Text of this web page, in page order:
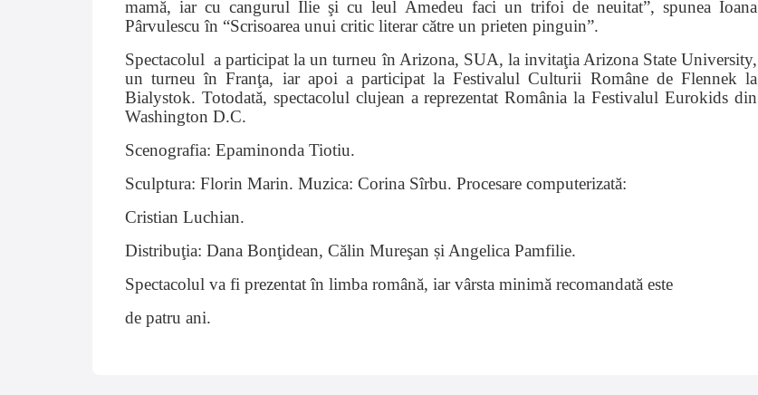
mamă, iar cu cangurul Ilie şi cu leul Amedeu faci un trifoi de neuitat”, spunea Ioana
Pârvulescu în “Scrisoarea unui critic literar către un prieten pinguin”.
Spectacolul a participat la un turneu în Arizona, SUA, la invitaţia Arizona State University,
un turneu în Franţa, iar apoi a participat la Festivalul Culturii Române de Flennek la
Bialystok. Totodată, spectacolul clujean a reprezentat România la Festivalul Eurokids din
Washington D.C.
Scenografia: Epaminonda Tiotiu.
Sculptura: Florin Marin. Muzica: Corina Sîrbu. Procesare computerizată:
Cristian Luchian.
Distribuţia: Dana Bonţidean, Călin Mureşan și Angelica Pamfilie.
Spectacolul va fi prezentat în limba română, iar vârsta minimă recomandată este
de patru ani.